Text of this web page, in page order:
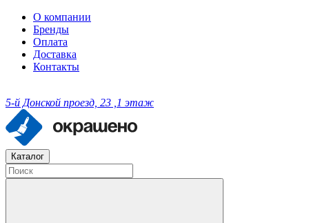
О компании
Бренды
Оплата
Доставка
Контакты
5-й Донской проезд, 23 ,1 этаж
Каталог